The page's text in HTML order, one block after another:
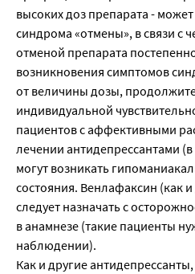
высоких доз препарата -
синдрома «отмены», в связи с
отменой препарата
возникновения симптомов
от величины дозы,
индивидуальной
пациентов с аффективными
лечении антидепрессантами
могут возникать
состояния. Венлафаксин (как
следует назначать с
в анамнезе (такие пациенты
наблюдении).
Как и другие